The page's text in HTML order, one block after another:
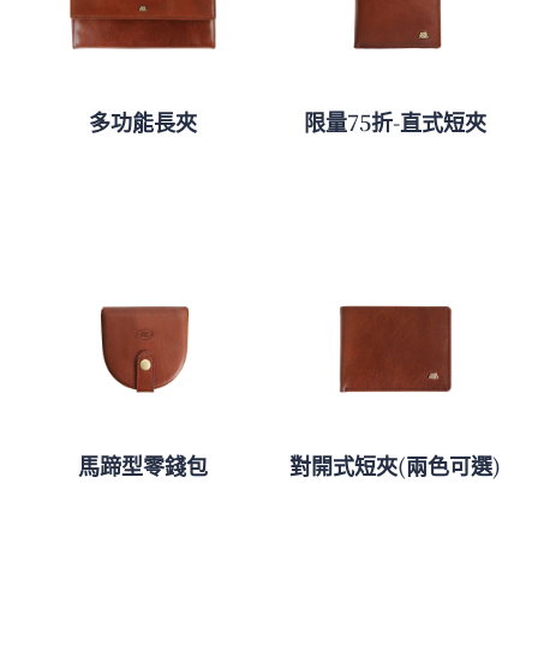
多功能長夾 限量75折-直式短夾
馬蹄型零錢包 對開式短夾(兩色可選)